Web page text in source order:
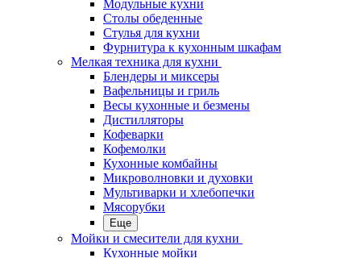
Модульные кухни
Столы обеденные
Стулья для кухни
Фурнитура к кухонным шкафам
Мелкая техника для кухни
Блендеры и миксеры
Вафельницы и гриль
Весы кухонные и безмены
Дистилляторы
Кофеварки
Кофемолки
Кухонные комбайны
Микроволновки и духовки
Мультиварки и хлебопечки
Мясорубки
Еще
Мойки и смесители для кухни
Кухонные мойки